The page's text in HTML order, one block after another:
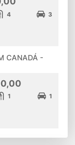
4 3
CANADÁ -
1 1